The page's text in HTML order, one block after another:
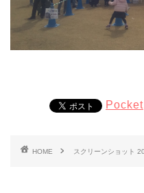
Pocket
HOME スクリーンショット